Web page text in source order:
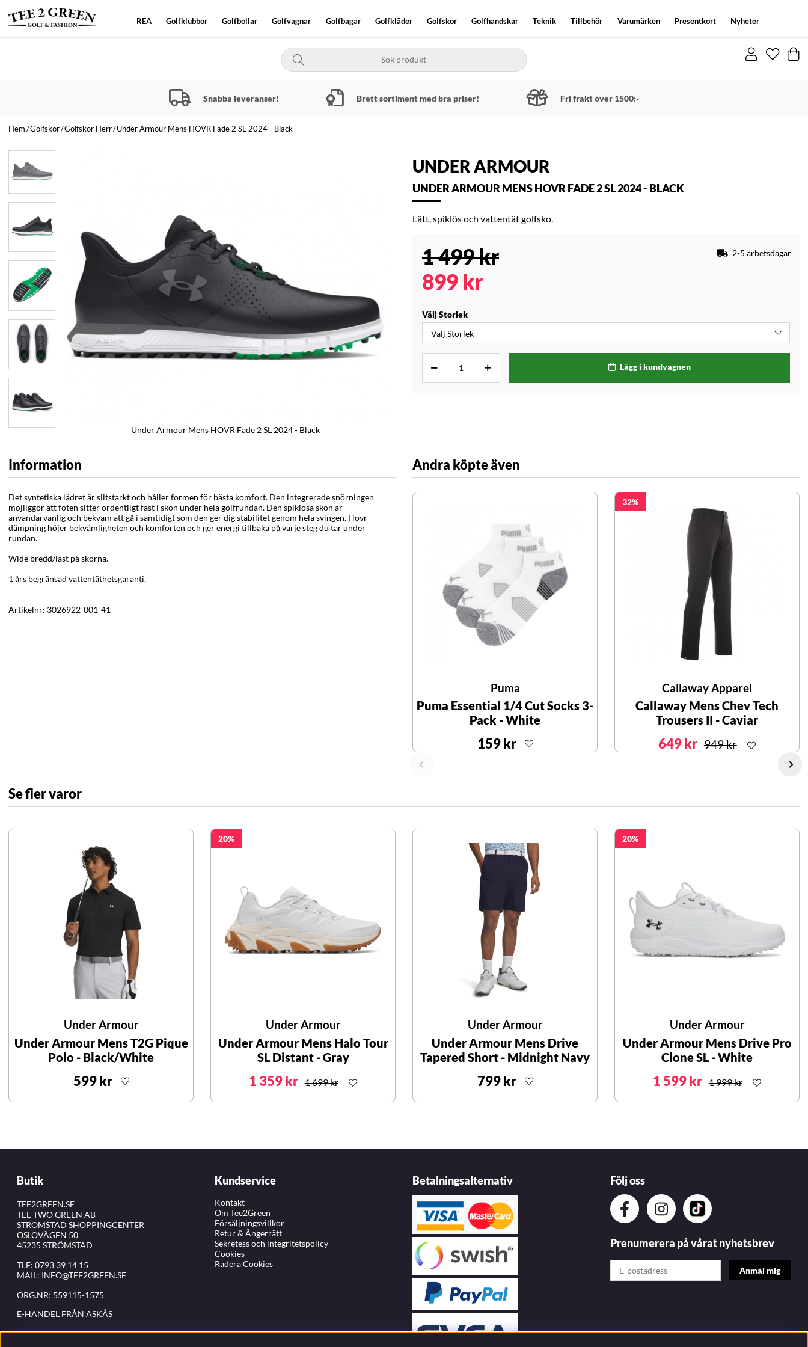
REA Golfklubbor Golfbollar Golfvagnar Golfbagar Golfkläder Golfskor Golfhandskar Teknik Tillbehör Varumärken Presentkort Nyheter
Snabba leveranser! Brett sortiment med bra priser! Fri frakt över 1500:-
Hem Golfskor Golfskor Herr Under Armour Mens HOVR Fade 2 SL 2024 - Black
Under Armour Mens HOVR Fade 2 SL 2024 - Black
UNDER ARMOUR
UNDER ARMOUR MENS HOVR FADE 2 SL 2024 - BLACK
Lätt, spiklös och vattentät golfsko.
1 499kr
899 kr
2-5 arbetsdagar
Välj Storlek
Lägg i kundvagnen
Information
Det syntetiska lädret är slitstarkt och håller formen för bästa komfort. Den integrerade snörningen
möjliggör att foten sitter ordentligt fast i skon under hela golfrundan. Den spiklösa skon är
användarvänlig och bekväm att gå i samtidigt som den ger dig stabilitet genom hela svingen. Hovr-
dämpning höjer bekvämligheten och komforten och ger energi tillbaka på varje steg du tar under
rundan.
Wide bredd/läst på skorna.
1 års begränsad vattentäthetsgaranti.
Artikelnr: 3026922-001-41
Andra köpte även
Puma
Puma Essential 1/4 Cut Socks 3-
Pack - White
159 kr
32
Callaway Apparel
Callaway Mens Chev Tech
Trousers II - Caviar
649 kr 949 kr
Se fler varor
Under Armour
Under Armour Mens T2G Pique
Polo - Black/White
599 kr
20
Under Armour
Under Armour Mens Halo Tour
SL Distant - Gray
1 359 kr 1 699 kr
Under Armour
Under Armour Mens Drive
Tapered Short - Midnight Navy
799 kr
20
Under Armour
Under Armour Mens Drive Pro
Clone SL - White
1 599 kr 1 999 kr
Butik
TEE2GREEN.SE
TEE TWO GREEN AB
STRÖMSTAD SHOPPINGCENTER
OSLOVÄGEN 50
45235 STRÖMSTAD
TLF: 0793 39 14 15
MAIL: INFO@TEE2GREEN.SE
ORG.NR: 559115-1575
E-HANDEL FRÅN ASKÅS
Kundservice
Kontakt
Om Tee2Green
Försäljningsvillkor
Retur & Ångerrätt
Sekretess och integritetspolicy
Cookies
Radera Cookies
Betalningsalternativ Följ oss
Prenumerera på vårat nyhetsbrev